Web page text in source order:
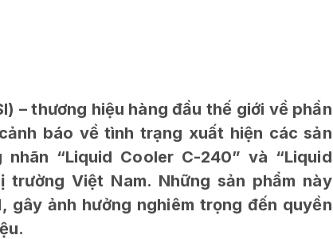
– thương hiệu hàng đầu thế giới về phần
báo về tình trạng xuất hiện các sản
“Liquid Cooler C-240” và “Liquid
Việt Nam. Những sản phẩm này
gây ảnh hưởng nghiêm trọng đến quyền